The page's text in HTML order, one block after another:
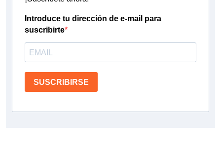
Introduce tu dirección de e-mail para
suscribirte
SUSCRIBIRSE